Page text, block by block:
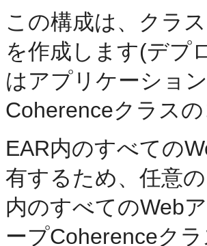
この構成は、クラ
を作成します(デプ
はアプリケーショ
Coherenceクラス
EAR内のすべての
有するため、任意
内のすべてのWeb
ープCoherenceク